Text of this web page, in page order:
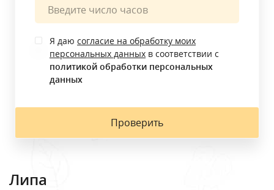
Я даю согласие на обработку моих
персональных данных в соответствии с
политикой обработки персональных
данных
Проверить
Липа